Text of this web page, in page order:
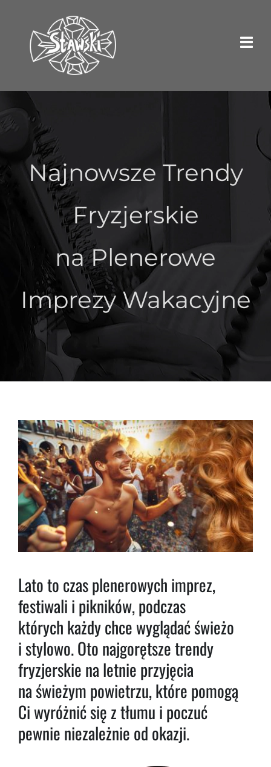
zawartości
Najnowsze Trendy
Fryzjerskie
na Plenerowe
Imprezy Wakacyjne
Lato to czas plenerowych imprez,
festiwali i pikników, podczas
których każdy chce wyglądać świeżo
i stylowo. Oto najgorętsze trendy
fryzjerskie na letnie przyjęcia
na świeżym powietrzu, które pomogą
Ci wyróżnić się z tłumu i poczuć
pewnie niezależnie od okazji.